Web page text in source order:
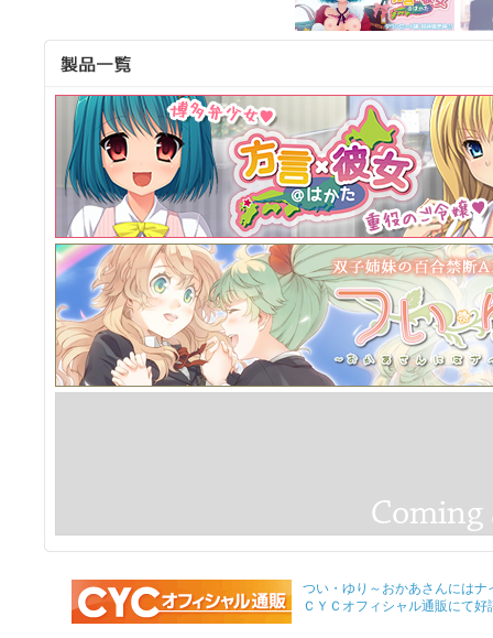
つい・ゆり～おかあさんにはナ
ＣＹＣオフィシャル通販にて好